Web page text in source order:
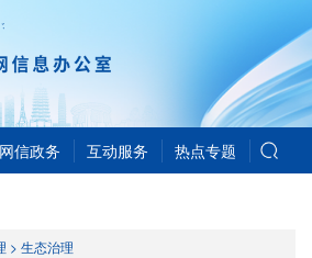
网信政务 互动服务 热点专题
> 生态治理